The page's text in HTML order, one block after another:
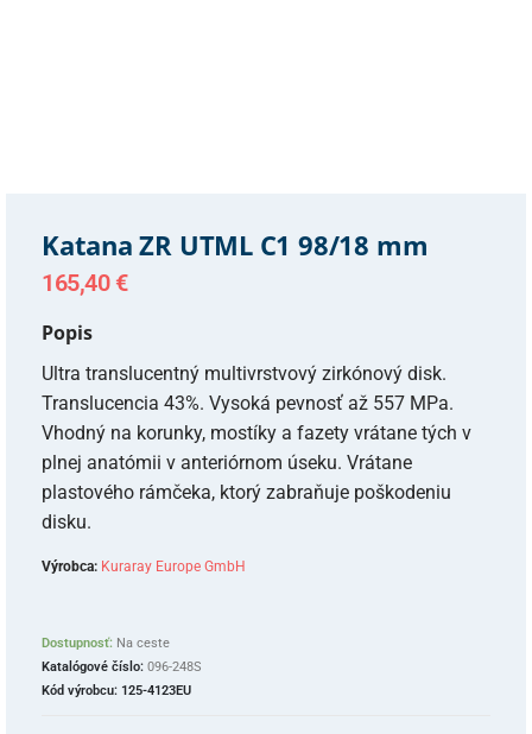
Katana ZR UTML C1 98/18 mm
165,40 €
Popis
Ultra translucentný multivrstvový zirkónový disk.
Translucencia 43%. Vysoká pevnosť až 557 MPa.
Vhodný na korunky, mostíky a fazety vrátane tých v
plnej anatómii v anteriórnom úseku. Vrátane
plastového rámčeka, ktorý zabraňuje poškodeniu
disku.
Výrobca: Kuraray Europe GmbH
Dostupnosť: Na ceste
Katalógové číslo: 096-248S
Kód výrobcu: 125-4123EU